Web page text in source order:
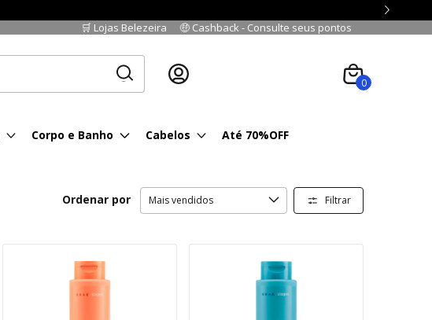
🛒 Lojas Belezeira 🤑 Cashback - Consulte seus pontos
0
Corpo e Banho Cabelos Até 70%OFF
Ordenar por Filtrar